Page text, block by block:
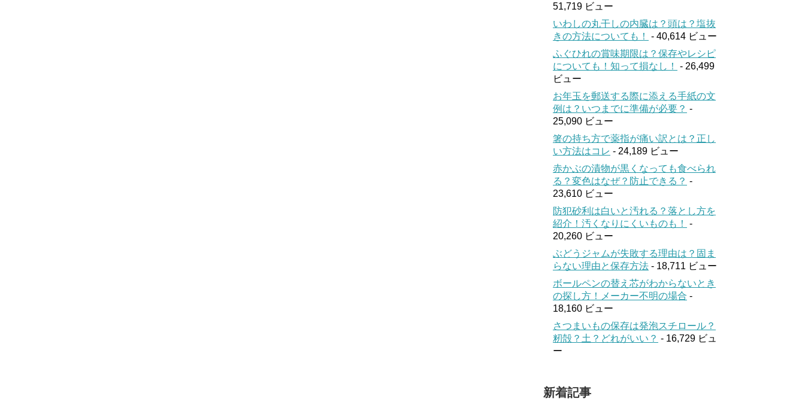
51,719 ビュー
いわしの丸干しの内臓は？頭は？塩抜
きの方法についても！
- 40,614 ビュー
ふぐひれの賞味期限は？保存やレシピ
についても！知って損なし！
- 26,499
ビュー
お年玉を郵送する際に添える手紙の文
例は？いつまでに準備が必要？ -
25,090 ビュー
箸の持ち方で薬指が痛い訳とは？正し
い方法はコレ - 24,189 ビュー
赤かぶの漬物が黒くなっても食べられ
る？変色はなぜ？防止できる？ -
23,610 ビュー
防犯砂利は白いと汚れる？落とし方を
紹介！汚くなりにくいものも！
-
20,260 ビュー
ぶどうジャムが失敗する理由は？固ま
らない理由と保存方法 - 18,711 ビュー
ボールペンの替え芯がわからないとき
の探し方！メーカー不明の場合 -
18,160 ビュー
さつまいもの保存は発泡スチロール？
籾殻？土？どれがいい？ - 16,729 ビュ
ー
新着記事